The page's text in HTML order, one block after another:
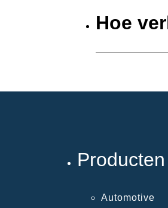
Hoe
Producten
Automotive